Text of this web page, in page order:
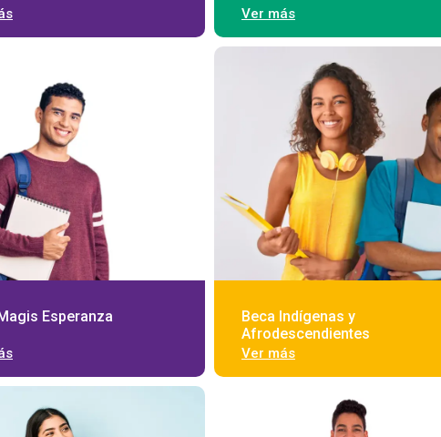
Ver más
Esperanza
Beca Indígenas y
Afrodescendientes
Ver más